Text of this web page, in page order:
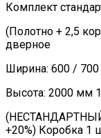
Комплект
(Полотно + 2,5
дверное
Ширина: 600 /
Высота: 2000 мм
+20%) Коробка 1